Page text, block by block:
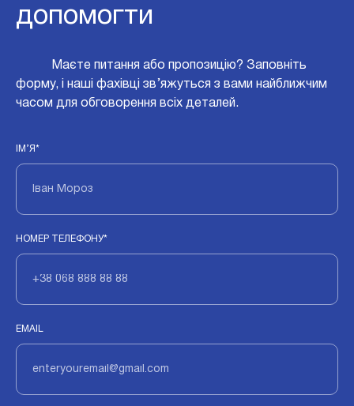
допомогти
Маєте питання або пропозицію? Заповніть
форму, і наші фахівці зв’яжуться з вами найближчим
часом для обговорення всіх деталей.
ІМ’Я*
НОМЕР ТЕЛЕФОНУ*
EMAIL